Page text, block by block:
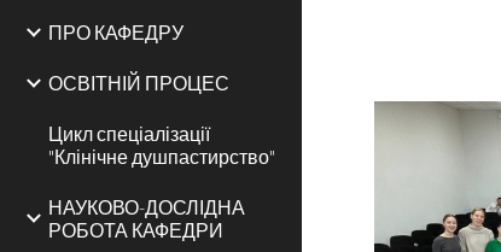
ПРО КАФЕДРУ
ОСВІТНІЙ ПРОЦЕС
Цикл спеціалізації
"Клінічне душпастирство"
НАУКОВО-ДОСЛІДНА
РОБОТА КАФЕДРИ